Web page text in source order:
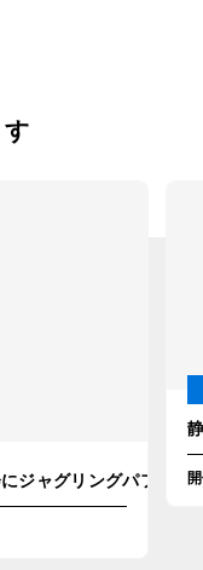
ジャグリングパフォー